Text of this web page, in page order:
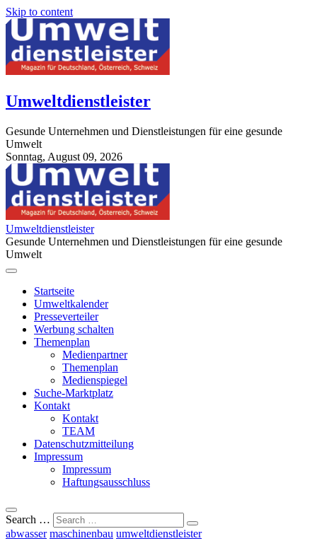
Skip to content
Umweltdienstleister
Gesunde Unternehmen und Dienstleistungen für eine gesunde
Umwelt
Sonntag, August 09, 2026
StuttgartApotheke.com
Umweltdienstleister
Gesunde Unternehmen und Dienstleistungen für eine gesunde
Umwelt
Startseite
Umweltkalender
Presseverteiler
Werbung schalten
Themenplan
Medienpartner
Themenplan
Medienspiegel
Suche-Marktplatz
Kontakt
Kontakt
TEAM
Datenschutzmitteilung
Impressum
Impressum
Haftungsausschluss
Search …
abwasser maschinenbau umweltdienstleister